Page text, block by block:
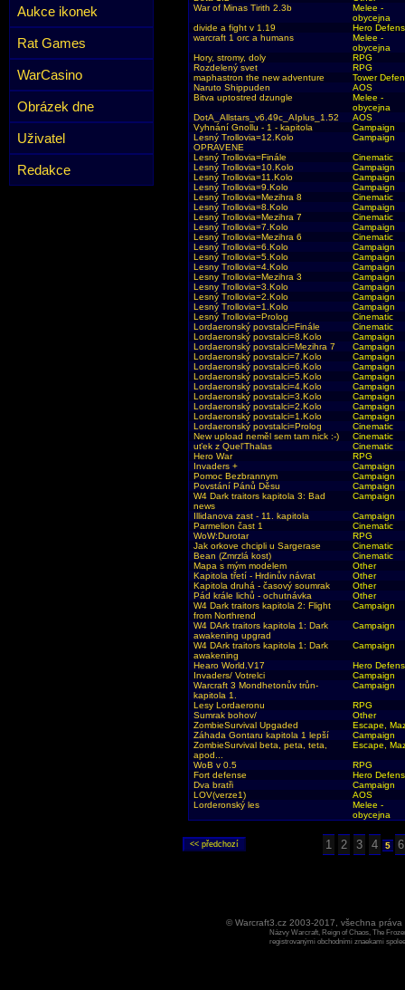
Aukce ikonek
Rat Games
WarCasino
Obrázek dne
Uživatel
Redakce
War of Minas Tirith 2.3b
Melee -
obycejna
divide a fight v 1.19
Hero
warcraft 1 orc a humans
Melee -
obycejna
Hory, stromy, doly
RPG
Rozdelený svet
RPG
maphastron the new adventure
Tower
Naruto Shippuden
AOS
Bitva uptostred dzungle
Melee -
obycejna
DotA_Allstars_v6.49c_AIplus_1.52
AOS
Vyhnání Gnollu - 1 - kapitola
Campaign
Lesný Trollovia=12.Kolo
OPRAVENE
Campaign
Lesný Trollovia=Finále
Cinematic
Lesný Trollovia=10.Kolo
Campaign
Lesný Trollovia=11.Kolo
Campaign
Lesný Trollovia=9.Kolo
Campaign
Lesný Trollovia=Mezihra 8
Cinematic
Lesný Trollovia=8.Kolo
Campaign
Lesný Trollovia=Mezihra 7
Cinematic
Lesný Trollovia=7.Kolo
Campaign
Lesný Trollovia=Mezihra 6
Cinematic
Lesný Trollovia=6.Kolo
Campaign
Lesný Trollovia=5.Kolo
Campaign
Lesny Trollovia=4.Kolo
Campaign
Lesny Trollovia=Mezihra 3
Campaign
Lesny Trollovia=3.Kolo
Campaign
Lesný Trollovia=2.Kolo
Campaign
Lesný Trollovia=1.Kolo
Campaign
Lesný Trollovia=Prolog
Cinematic
Lordaeronský povstalci=Finále
Cinematic
Lordaeronský povstalci=8.Kolo
Campaign
Lordaeronský povstalci=Mezihra 7
Campaign
Lordaeronský povstalci=7.Kolo
Campaign
Lordaeronský povstalci=6.Kolo
Campaign
Lordaeronský povstalci=5.Kolo
Campaign
Lordaeronský povstalci=4.Kolo
Campaign
Lordaeronský povstalci=3.Kolo
Campaign
Lordaeronský povstalci=2.Kolo
Campaign
Lordaeronský povstalci=1.Kolo
Campaign
Lordaeronský povstalci=Prolog
Cinematic
New upload neměl sem tam nick :-)
Cinematic
uťek z Quel'Thalas
Cinematic
Hero War
RPG
Invaders +
Campaign
Pomoc Bezbrannym
Campaign
Povstání Pánů Děsu
Campaign
W4 Dark traitors kapitola 3: Bad
news
Campaign
Illidanova zast - 11. kapitola
Campaign
Parmelion čast 1
Cinematic
WoW:Durotar
RPG
Jak orkove chcipli u Sargerase
Cinematic
Bean (Zmrzlá kost)
Cinematic
Mapa s mým modelem
Other
Kapitola třetí - Hrdinův návrat
Other
Kapitola druhá - časový soumrak
Other
Pád krále lichů - ochutnávka
Other
W4 Dark traitors kapitola 2: Flight
from Northrend
Campaign
W4 DArk traitors kapitola 1: Dark
awakening upgrad
Campaign
W4 DArk traitors kapitola 1: Dark
awakening
Campaign
Hearo World.V17
Hero
Invaders/ Votrelci
Campaign
Warcraft 3 Mondhetonův trůn-
kapitola 1.
Campaign
Lesy Lordaeronu
RPG
Sumrak bohov/
Other
ZombieSurvival Upgaded
Escape,
Záhada Gontaru kapitola 1 lepší
Campaign
ZombieSurvival beta, peta, teta,
apod...
Escape,
WoB v 0.5
RPG
Fort defense
Hero
Dva bratři
Campaign
LOV(verze1)
AOS
Lorderonský les
Melee -
obycejna
1 2 3 4 5 6
© Warcraft3.cz 2003-2017, všechna
Názvy Warcraft, Reign of Chaos, The
registrovanými obchodními znaekami